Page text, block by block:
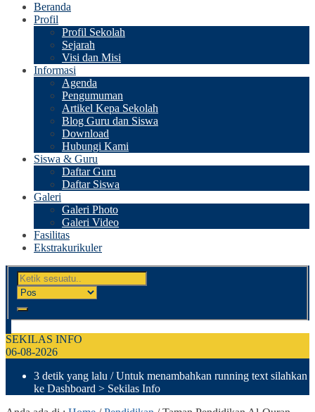
Beranda
Profil
Profil Sekolah
Sejarah
Visi dan Misi
Informasi
Agenda
Pengumuman
Artikel Kepa Sekolah
Blog Guru dan Siswa
Download
Hubungi Kami
Siswa & Guru
Daftar Guru
Daftar Siswa
Galeri
Galeri Photo
Galeri Video
Fasilitas
Ekstrakurikuler
SEKILAS INFO
06-08-2026
3 detik yang lalu / Untuk menambahkan running text silahkan
ke Dashboard > Sekilas Info